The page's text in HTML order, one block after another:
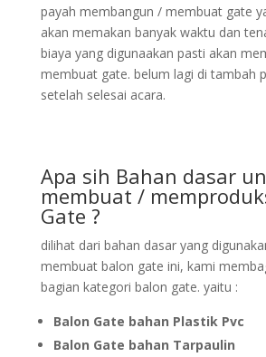
payah membangun / membuat gate
akan memakan banyak waktu dan
biaya yang digunaakan pasti akan
membuat gate. belum lagi di tambah
setelah selesai acara.
Apa sih Bahan dasar
membuat /
Gate ?
dilihat dari bahan dasar yang
membuat balon gate ini, kami
bagian kategori balon gate. yaitu :
Balon Gate bahan Plastik Pvc
Balon Gate bahan Tarpaulin